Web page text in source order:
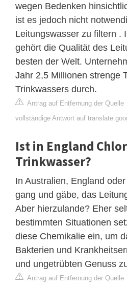
wegen Bedenken
ist es jedoch nicht
Leitungswasser zu filtern .
gehört die Qualität des
besten der Welt.
Jahr 2,5 Millionen strenge
Trinkwassers durch.
Antrag auf Entfernung der Quelle
vollständige Antwort auf
Ist in England
Trinkwasser?
In Australien, England
gang und gäbe, das
Aber hierzulande? Eher
bestimmten Situationen
diese Chemikalie ein, um
Bakterien und
und ungetrübten Genuss
Antrag auf Entfernung der Quelle